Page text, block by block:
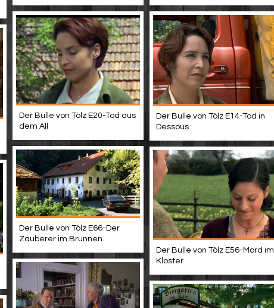
Der Bulle von Tölz E20-Tod aus
dem All
Der Bulle von Tölz E14-Tod in
Dessous
Der Bulle von Tölz E66-Der
Zauberer im Brunnen
Der Bulle von Tölz E56-Mord im
Kloster